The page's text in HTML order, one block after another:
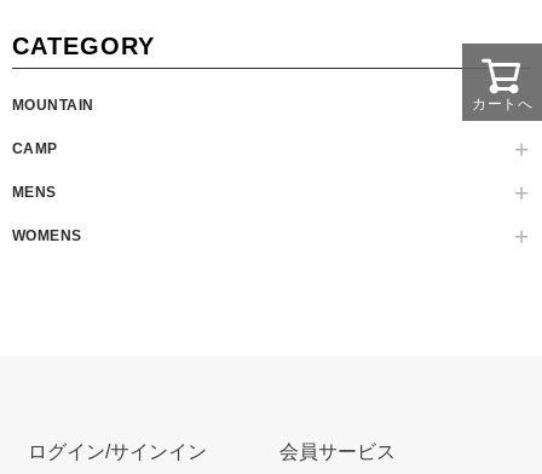
CATEGORY
MOUNTAIN
CAMP
MENS
WOMENS
カートへ
ログイン/サインイン 会員サービス